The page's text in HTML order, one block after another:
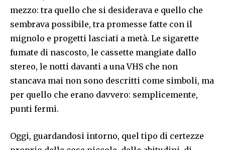
mezzo: tra quello che si desiderava e quello che
sembrava possibile, tra promesse fatte con il
mignolo e progetti lasciati a metà. Le sigarette
fumate di nascosto, le cassette mangiate dallo
stereo, le notti davanti a una VHS che non
stancava mai non sono descritti come simboli, ma
per quello che erano davvero: semplicemente,
punti fermi.
Oggi, guardandosi intorno, quel tipo di certezze